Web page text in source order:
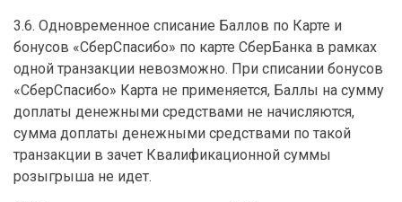
3.6. Одновременное списание Баллов по Карте и
бонусов «СберСпасибо» по карте СберБанка в рамках
одной транзакции невозможно. При списании бонусов
«СберСпасибо» Карта не применяется, Баллы на сумму
доплаты денежными средствами не начисляются,
сумма доплаты денежными средствами по такой
транзакции в зачет Квалификационной суммы
розыгрыша не идет.